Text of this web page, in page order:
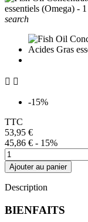
search
 
-15%
TTC
53,95 €
45,86 € - 15%
Ajouter au panier
Description
BIENFAITS